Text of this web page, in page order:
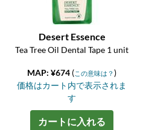
Desert Essence
Tea Tree Oil Dental Tape 1 unit
MAP: ¥674 (この意味は？)
価格はカート内で表示されま
す
カートに入れる